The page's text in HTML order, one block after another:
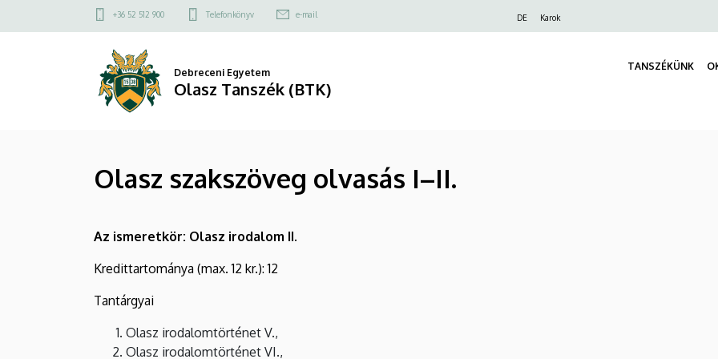
szakszöveg
Tanszék
a
Felső
menü
+36 52 512 900 Telefonkönyv e-mail DE Karok
Debreceni Egyetem
Olasz Tanszék (BTK)
TANSZÉKÜNK
Olasz szakszöveg olvasás I–II.
Az ismeretkör: Olasz irodalom II.
Kredittartománya (max. 12 kr.): 12
Tantárgyai
Olasz irodalomtörténet V.,
Olasz irodalomtörténet VI.,